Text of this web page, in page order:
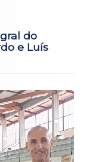
do
e Luís